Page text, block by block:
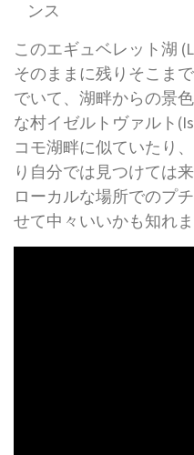
このエギュベレット湖
そのままに残りそこま
でいて、湖畔からの景
な村イゼルトヴァルト
コモ湖畔に似ていたり
り自分では見つけては
ローカルな場所でのプ
せて中々いいかも知れま